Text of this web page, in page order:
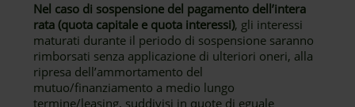
Nel caso di sospensione del pagamento dell’intera
rata (quota capitale e quota interessi), gli interessi
maturati durante il periodo di sospensione saranno
rimborsati senza applicazione di ulteriori oneri, alla
ripresa dell’ammortamento del
mutuo/finanziamento a medio lungo
termine/leasing, suddivisi in quote di eguale